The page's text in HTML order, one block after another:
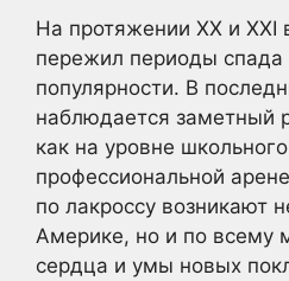
На протяжении XX и XXI
пережил периоды
популярности. В
наблюдается заметный
как на уровне
профессиональной
по лакроссу возникают
Америке, но и по всему
сердца и умы новых